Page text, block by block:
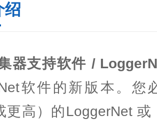
绍
器支持软件 /
软件的新版本。您
更高）的LoggerNet